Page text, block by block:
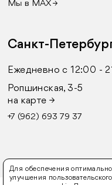
Мы в MAX →
Санкт-
Ежедневно с 12:00 -
Ропшинская, 3-5
на карте →
+7 (962) 693 79 37
Для обеспечения
улучшения